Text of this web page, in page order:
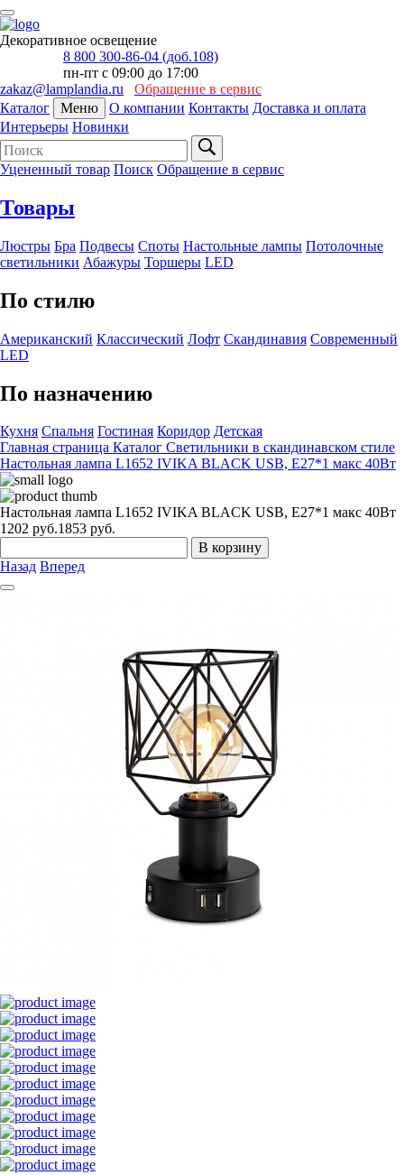
Декоративное освещение
8 800 300-86-04 (доб.108)
пн-пт с 09:00 до 17:00
zakaz@lamplandia.ru
Обращение в сервис
Каталог
Меню О компании Контакты Доставка и оплата
Интерьеры Новинки
Уцененный товар Поиск Обращение в сервис
Товары
Люстры Бра Подвесы Споты Настольные лампы Потолочные
светильники Абажуры Торшеры LED
По стилю
Американский Классический Лофт Скандинавия Современный
LED
По назначению
Кухня Спальня Гостиная Коридор Детская
Главная страница Каталог Светильники в скандинавском стиле
Настольная лампа L1652 IVIKA BLACK USB, Е27*1 макс 40Вт
Настольная лампа L1652 IVIKA BLACK USB, Е27*1 макс 40Вт
1202 руб.1853 руб.
В корзину
Назад Вперед